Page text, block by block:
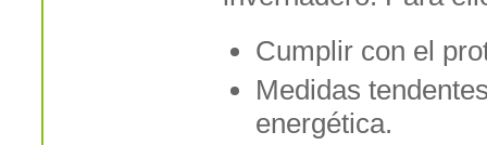
Cumplir con el
Medidas
energética.